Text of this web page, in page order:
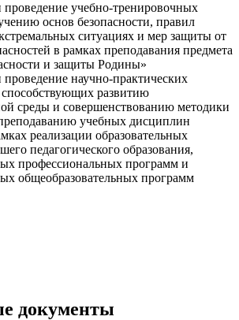
проведение учебно-тренировочных
основ безопасности, правил
ситуациях и мер защиты от
в рамках преподавания предмета
и защиты Родины»
проведение научно-практических
развитию
среды и совершенствованию методики
учебных дисциплин
реализации образовательных
педагогического образования,
профессиональных программ и
общеобразовательных программ
документы